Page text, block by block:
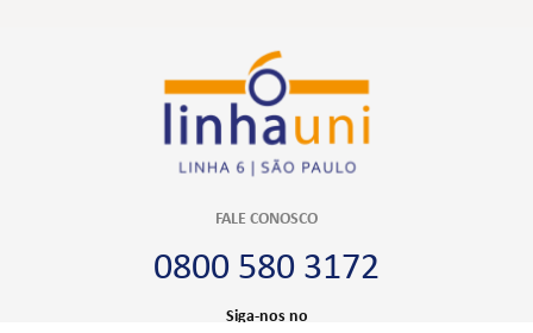
FALE CONOSCO
0800 580 3172
Siga-nos no